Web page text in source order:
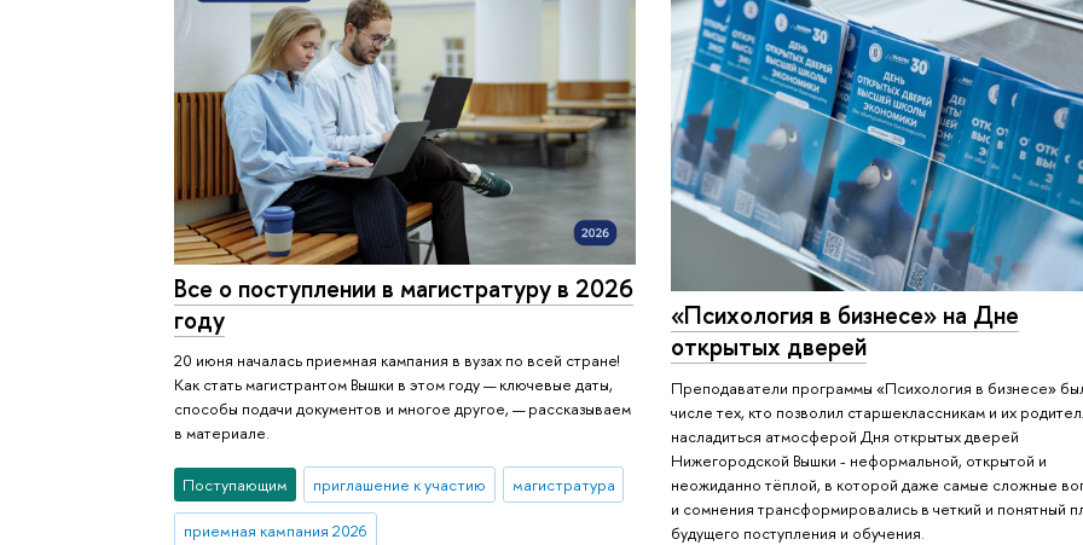
Все о поступлении в магистратуру в 2026
году
20 июня началась приемная кампания в вузах по всей стране!
Как стать магистрантом Вышки в этом году — ключевые даты,
способы подачи документов и многое другое, — рассказываем
в материале.
Поступающим приглашение к участию магистратура
приемная кампания 2026
«Психология в бизнесе» на Дне
открытых дверей
Преподаватели программы «Психология в бизнесе»
числе тех, кто позволил старшеклассникам и их
насладиться атмосферой Дня открытых дверей
Нижегородской Вышки - неформальной, открытой и
неожиданно тёплой, в которой даже самые сложные
и сомнения трансформировались в четкий и понятный
будущего поступления и обучения.